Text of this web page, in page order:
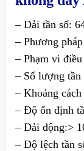
– Dải tần số:
– Phương
– Phạm vi
– Số lượng tần
– Khoảng
– Độ ổn định
– Dải động:>
– Độ lệch tần